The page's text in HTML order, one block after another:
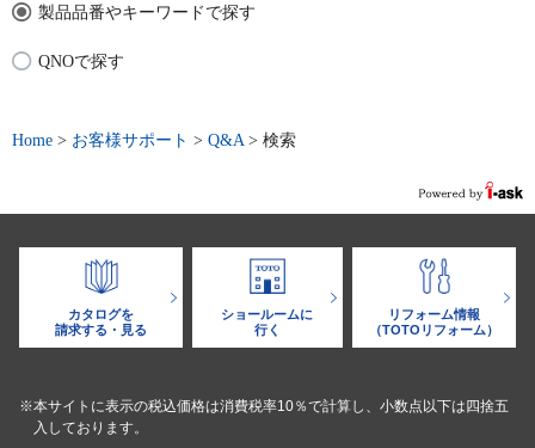
製品品番やキーワードで探す
QNOで探す
Home > お客様サポート > Q&A> 検索
カタログを
請求する・見る
ショールームに
行く
リフォーム情報
（TOTOリフォーム）
※本サイトに表示の税込価格は消費税率10％で計算し、小数点以下は四捨五
入しております。